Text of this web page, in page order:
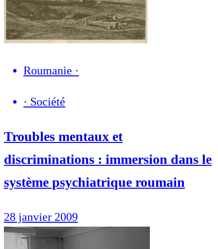
Roumanie ·
· Société
Troubles mentaux et
discriminations : immersion dans le
système psychiatrique roumain
28 janvier 2009